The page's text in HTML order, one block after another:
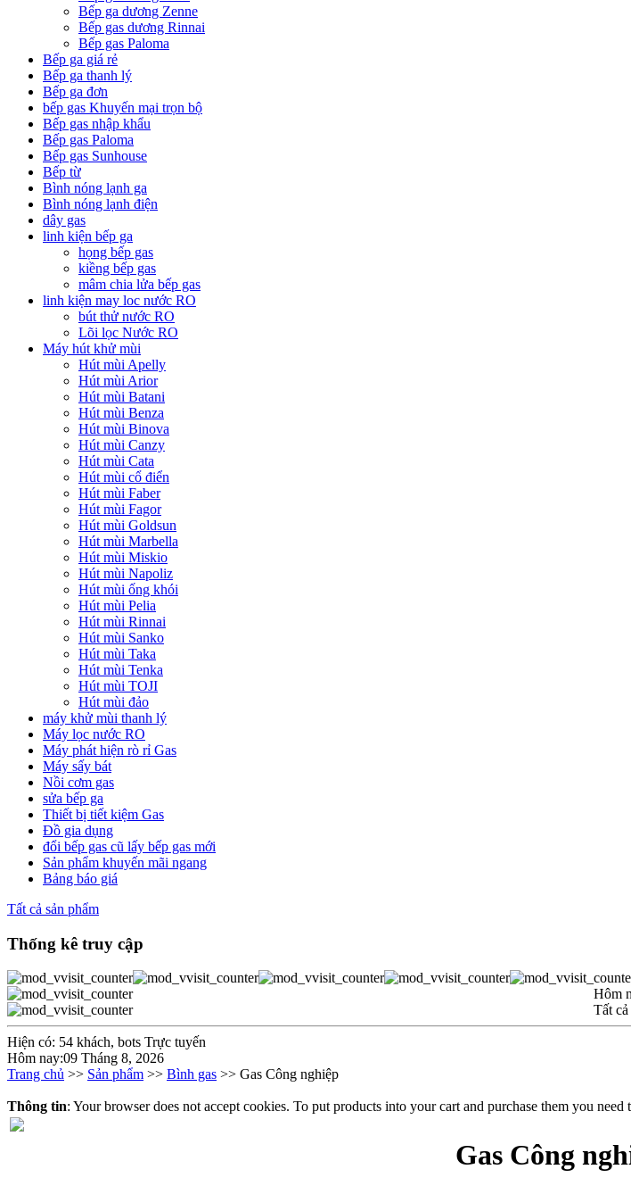
Bếp ga dương Zenne
Bếp gas dương Rinnai
Bếp gas Paloma
Bếp ga giá rẻ
Bếp ga thanh lý
Bếp ga đơn
bếp gas Khuyến mại trọn bộ
Bếp gas nhập khẩu
Bếp gas Paloma
Bếp gas Sunhouse
Bếp từ
Bình nóng lạnh ga
Bình nóng lạnh điện
dây gas
linh kiện bếp ga
họng bếp gas
kiềng bếp gas
mâm chia lửa bếp gas
linh kiện may loc nước RO
bút thử nước RO
Lõi lọc Nước RO
Máy hút khử mùi
Hút mùi Apelly
Hút mùi Arior
Hút mùi Batani
Hút mùi Benza
Hút mùi Binova
Hút mùi Canzy
Hút mùi Cata
Hút mùi cổ điển
Hút mùi Faber
Hút mùi Fagor
Hút mùi Goldsun
Hút mùi Marbella
Hút mùi Miskio
Hút mùi Napoliz
Hút mùi ống khói
Hút mùi Pelia
Hút mùi Rinnai
Hút mùi Sanko
Hút mùi Taka
Hút mùi Tenka
Hút mùi TOJI
Hút mùi đảo
máy khử mùi thanh lý
Máy lọc nước RO
Máy phát hiện rò rỉ Gas
Máy sấy bát
Nồi cơm gas
sửa bếp ga
Thiết bị tiết kiệm Gas
Đồ gia dụng
đổi bếp gas cũ lấy bếp gas mới
Sản phẩm khuyến mãi ngang
Bảng báo giá
Tất cả sản phẩm
Thống kê truy cập
Hôm
Tất cả
Hiện có: 54 khách, bots Trực tuyến
Hôm nay:09 Tháng 8, 2026
Trang chủ >> Sản phẩm >> Bình gas >> Gas Công nghiệp
Thông tin: Your browser does not accept cookies. To put products into your cart and purchase them you need
Gas Công